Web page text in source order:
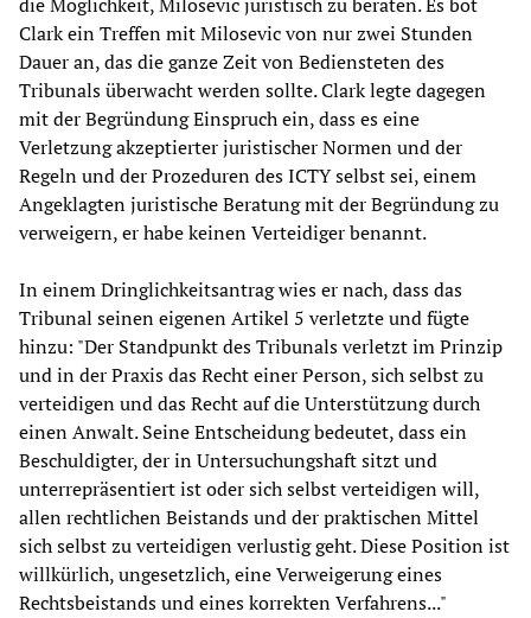
die Möglichkeit, Milosevic juristisch zu beraten. Es bot
Clark ein Treffen mit Milosevic von nur zwei Stunden
Dauer an, das die ganze Zeit von Bediensteten des
Tribunals überwacht werden sollte. Clark legte dagegen
mit der Begründung Einspruch ein, dass es eine
Verletzung akzeptierter juristischer Normen und der
Regeln und der Prozeduren des ICTY selbst sei, einem
Angeklagten juristische Beratung mit der Begründung zu
verweigern, er habe keinen Verteidiger benannt.
In einem Dringlichkeitsantrag wies er nach, dass das
Tribunal seinen eigenen Artikel 5 verletzte und fügte
hinzu: "Der Standpunkt des Tribunals verletzt im Prinzip
und in der Praxis das Recht einer Person, sich selbst zu
verteidigen und das Recht auf die Unterstützung durch
einen Anwalt. Seine Entscheidung bedeutet, dass ein
Beschuldigter, der in Untersuchungshaft sitzt und
unterrepräsentiert ist oder sich selbst verteidigen will,
allen rechtlichen Beistands und der praktischen Mittel
sich selbst zu verteidigen verlustig geht. Diese Position ist
willkürlich, ungesetzlich, eine Verweigerung eines
Rechtsbeistands und eines korrekten Verfahrens..."